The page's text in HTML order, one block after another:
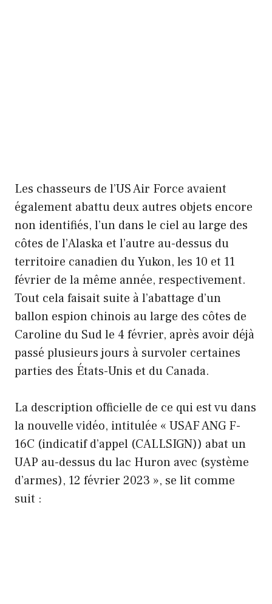
Les chasseurs de l’US Air Force avaient
également abattu deux autres objets encore
non identifiés, l’un dans le ciel au large des
côtes de l’Alaska et l’autre au-dessus du
territoire canadien du Yukon, les 10 et 11
février de la même année, respectivement.
Tout cela faisait suite à l’abattage d’un
ballon espion chinois au large des côtes de
Caroline du Sud le 4 février, après avoir déjà
passé plusieurs jours à survoler certaines
parties des États-Unis et du Canada.
La description officielle de ce qui est vu dans
la nouvelle vidéo, intitulée « USAF ANG F-
16C (indicatif d’appel (CALLSIGN)) abat un
UAP au-dessus du lac Huron avec (système
d’armes), 12 février 2023 », se lit comme
suit :